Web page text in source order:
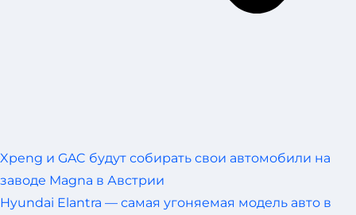
Xpeng и GAC будут собирать свои автомобили на
заводе Magna в Австрии
Hyundai Elantra — самая угоняемая модель авто в